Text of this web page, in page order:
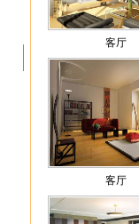
客厅
客厅